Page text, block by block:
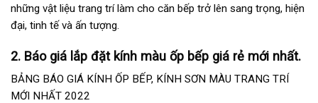
những vật liệu trang trí làm cho căn bếp trở lên sang trọng, hiện
đại, tinh tế và ấn tượng.
2. Báo giá lắp đặt kính màu ốp bếp giá rẻ mới nhất.
BẢNG BÁO GIÁ KÍNH ỐP BẾP, KÍNH SƠN MÀU TRANG TRÍ
MỚI NHẤT 2022